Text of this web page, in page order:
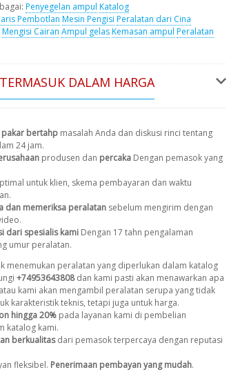
Penyegelan ampul Katalog
Pembotlan Mesin Pengisi Peralatan dari Cina
Mengisi Cairan Ampul gelasKemasan ampul Peralatan
DALAM HARGA
pakar bertahp masalah Anda dan diskusi rinci tentang
24 jam.
produsen dan percaka Dengan pemasok yang
untuk klien, skema pembayaran dan waktu
dan memeriksa peralatan sebelum mengirim dengan
dari spesialis kami Dengan 17 tahn pengalaman
umur peralatan.
menemukan peralatan yang diperlukan dalam katalog
+74953643808dan kami pasti akan menawarkan apa
kami akan mengambil peralatan serupa yang tidak
karakteristik teknis, tetapi juga untuk harga.
hingga 20% pada layanan kami di pembelian
katalog kami.
berkualitasdari pemasok terpercaya dengan reputasi
fleksibel. Penerimaan pembayan yang mudah.